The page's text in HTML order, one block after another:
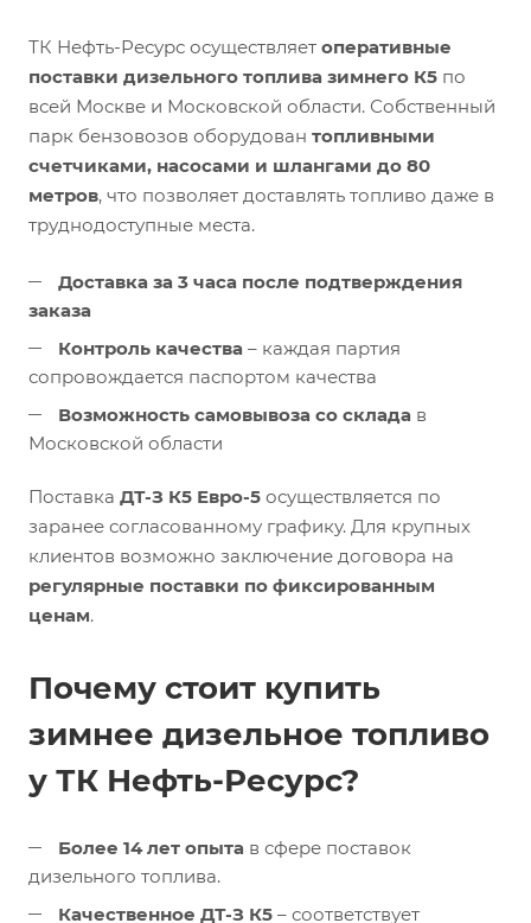
ТК Нефть-Ресурс осуществляет оперативные
поставки дизельного топлива зимнего К5 по
всей Москве и Московской области. Собственный
парк бензовозов оборудован топливными
счетчиками, насосами и шлангами до 80
метров, что позволяет доставлять топливо даже в
труднодоступные места.
Доставка за 3 часа после подтверждения
заказа
Контроль качества – каждая партия
сопровождается паспортом качества
Возможность самовывоза со склада в
Московской области
Поставка ДТ-З К5 Евро-5 осуществляется по
заранее согласованному графику. Для крупных
клиентов возможно заключение договора на
регулярные поставки по фиксированным
ценам.
Почему стоит купить
зимнее дизельное топливо
у ТК Нефть-Ресурс?
Более 14 лет опыта в сфере поставок
дизельного топлива.
Качественное ДТ-З К5 – соответствует